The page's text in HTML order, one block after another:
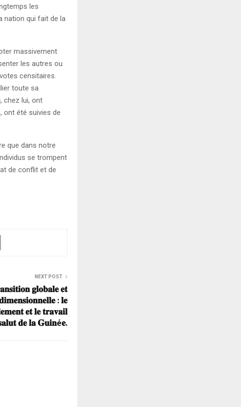
les
nation qui fait de la
massivement
les autres ou
censitaires.
toute sa
chez lui, ont
ont été suivies de
que dans notre
se trompent
de conflit et de
NEXT POST
𝐠𝐥𝐨𝐛𝐚𝐥𝐞 𝐞𝐭
: 𝐥𝐞
𝐞𝐭 𝐥𝐞 𝐭𝐫𝐚𝐯𝐚𝐢𝐥
𝐝𝐞 𝐥𝐚 𝐆𝐮𝐢𝐧é𝐞.